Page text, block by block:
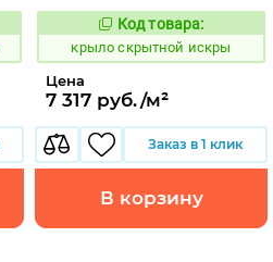
839409
Код товара:
крыло скрытной искры
Цена
7 317 руб./м²
Заказ в 1 клик
В корзину